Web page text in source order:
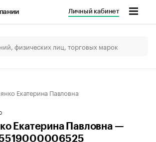
Личный кабинет
Екатерина Павловна
Екатерина Павловна —